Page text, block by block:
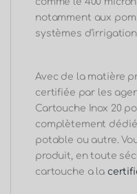
notamment aux
systèmes
Avec de la matière
certifiée par les
Cartouche Inox 20
complètement
potable ou autre.
produit, en toute
cartouche a la